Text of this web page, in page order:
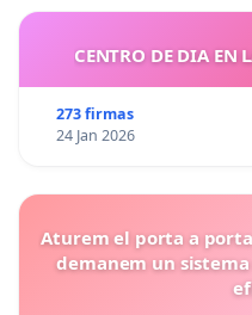
CENTRO DE DIA EN
273 firmas
24 Jan 2026
Aturem el porta a
demanem un